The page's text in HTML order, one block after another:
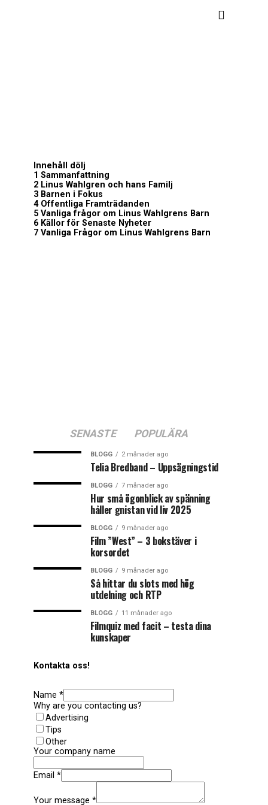
Innehåll
dölj
1 Sammanfattning
2 Linus Wahlgren och hans Familj
3 Barnen i Fokus
4 Offentliga Framträdanden
5 Vanliga frågor om Linus Wahlgrens Barn
6 Källor för Senaste Nyheter
7 Vanliga Frågor om Linus Wahlgrens Barn
SENASTE POPULÄRA
BLOGG 2 månader ago
Telia Bredband – Uppsägningstid
BLOGG 7 månader ago
Hur små ögonblick av spänning
håller gnistan vid liv 2025
BLOGG 9 månader ago
Film ”West” – 3 bokstäver i
korsordet
BLOGG 9 månader ago
Så hittar du slots med hög
utdelning och RTP
BLOGG 11 månader ago
Filmquiz med facit – testa dina
kunskaper
Kontakta oss!
Name *
Why are you contacting us?
Advertising
Tips
Other
Your company name
Email *
Your message *